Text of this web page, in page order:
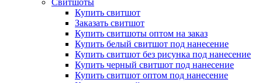
Купить свитшот
Заказать свитшот
Купить свитшоты оптом на заказ
Купить белый свитшот под нанесение
Купить свитшот без рисунка под нанесение
Купить черный свитшот под нанесение
Купить свитшот оптом под нанесение